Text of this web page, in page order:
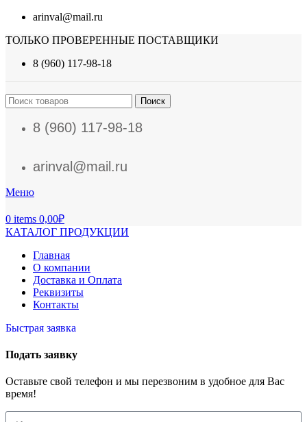
arinval@mail.ru
ТОЛЬКО ПРОВЕРЕННЫЕ ПОСТАВЩИКИ
8 (960) 117-98-18
Поиск
8 (960) 117-98-18
arinval@mail.ru
Меню
0 items 0,00₽
КАТАЛОГ ПРОДУКЦИИ
Главная
О компании
Доставка и Оплата
Реквизиты
Контакты
Быстрая заявка
Подать заявку
Оставьте свой телефон и мы перезвоним в удобное для Вас
время!